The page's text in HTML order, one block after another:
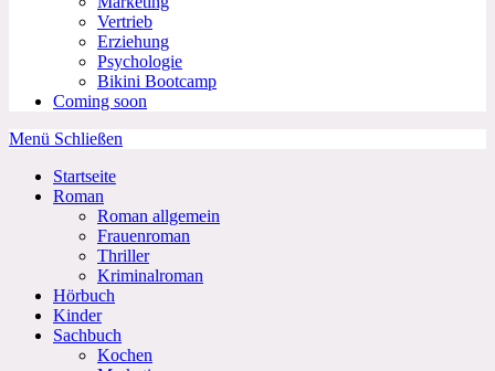
Vertrieb
Erziehung
Psychologie
Bikini Bootcamp
Coming soon
Menü Schließen
Startseite
Roman
Roman allgemein
Frauenroman
Thriller
Kriminalroman
Hörbuch
Kinder
Sachbuch
Kochen